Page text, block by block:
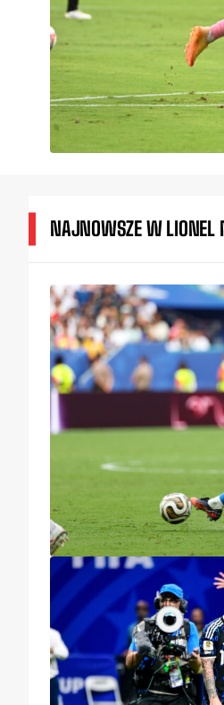
NAJNOWSZE W LIONEL